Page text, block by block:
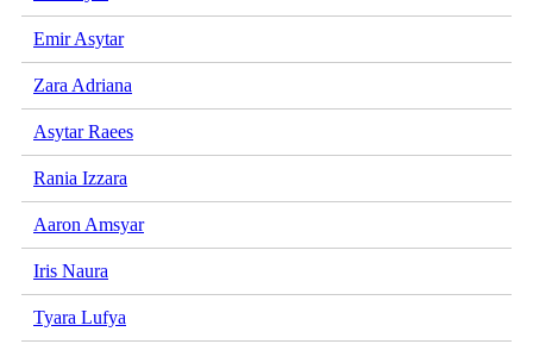
Emir Asytar
Zara Adriana
Asytar Raees
Rania Izzara
Aaron Amsyar
Iris Naura
Tyara Lufya